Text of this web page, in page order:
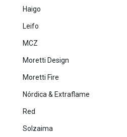
Haigo
Leifo
MCZ
Moretti Design
Moretti Fire
Nórdica & Extraflame
Red
Solzaima